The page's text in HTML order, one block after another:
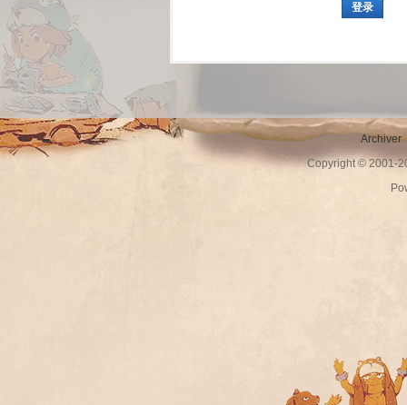
登录
Archiver
Copyright © 2001-